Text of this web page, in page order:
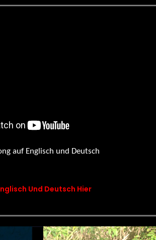
auf Englisch und Deutsch
Und Deutsch Hier